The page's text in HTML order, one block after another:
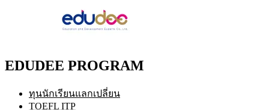
EDUDEE PROGRAM
ทุนนักเรียนแลกเปลี่ยน
TOEFL ITP